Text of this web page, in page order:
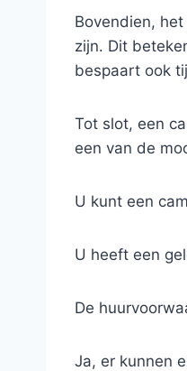
Bovendien,
zijn. Dit
bespaart ook
Tot slot, een
een van de
U kunt een
U heeft een
De
Ja, er kunnen